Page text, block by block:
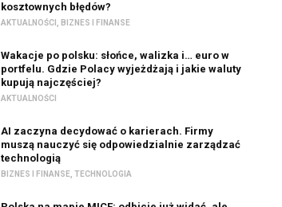
kosztownych błędów?
AKTUALNOŚCI BIZNES I FINANSE
Wakacje po polsku: słońce, walizka i… euro w
portfelu. Gdzie Polacy wyjeżdżają i jakie waluty
kupują najczęściej?
AKTUALNOŚCI
AI zaczyna decydować o karierach. Firmy
muszą nauczyć się odpowiedzialnie zarządzać
technologią
BIZNES I FINANSE ,TECHNOLOGIA